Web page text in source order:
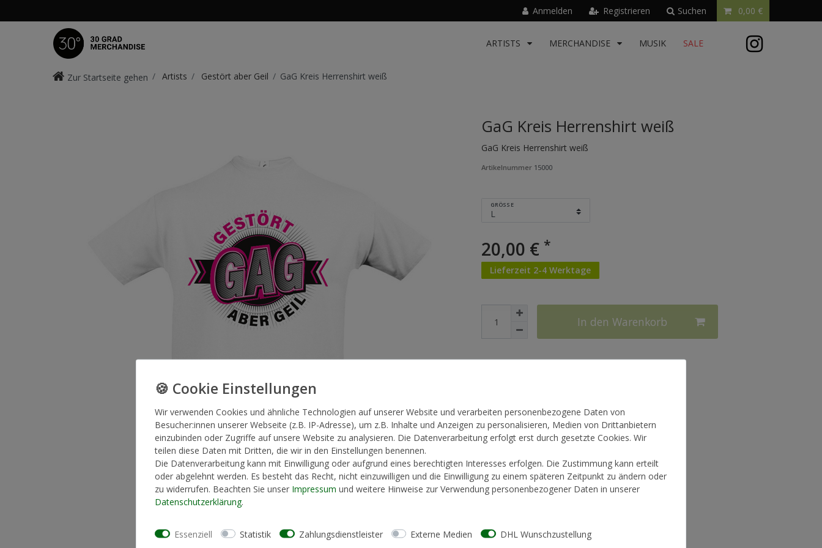
Anmelden Registrieren Suchen 0,00 €
ARTISTS MERCHANDISE MUSIK SALE
Zur Startseite gehen Artists Gestört aber Geil GaG Kreis Herrenshirt weiß
GaG Kreis Herrenshirt weiß
GaG Kreis Herrenshirt weiß
Artikelnummer 15000
GRÖSSE
20,00 € *
Lieferzeit 2-4 Werktage
In den Warenkorb
Wir verwenden Cookies und ähnliche Technologien auf unserer Website und verarbeiten personenbezogene Daten von
Besucher:innen unserer Webseite (z.B. IP-Adresse), um z.B. Inhalte und Anzeigen zu personalisieren, Medien von Drittanbietern
einzubinden oder Zugriffe auf unsere Website zu analysieren. Die Datenverarbeitung erfolgt erst durch gesetzte Cookies. Wir
teilen diese Daten mit Dritten, die wir in den Einstellungen benennen.
Die Datenverarbeitung kann mit Einwilligung oder aufgrund eines berechtigten Interesses erfolgen. Die Zustimmung kann erteilt
oder abgelehnt werden. Es besteht das Recht, nicht einzuwilligen und die Einwilligung zu einem späteren Zeitpunkt zu ändern oder
zu widerrufen. Beachten Sie unser Impressum und weitere Hinweise zur Verwendung personenbezogener Daten in unserer
Daten­schutz­erklärung.
Essenziell Statistik Zahlungsdienstleister Externe Medien DHL Wunschzustellung